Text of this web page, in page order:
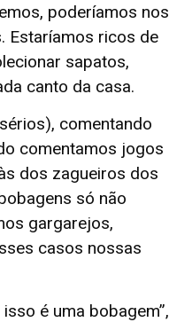
poderíamos nos
Estaríamos ricos de
sapatos,
canto da casa.
comentando
comentamos jogos
dos zagueiros dos
só não
gargarejos,
casos nossas
é uma bobagem”,